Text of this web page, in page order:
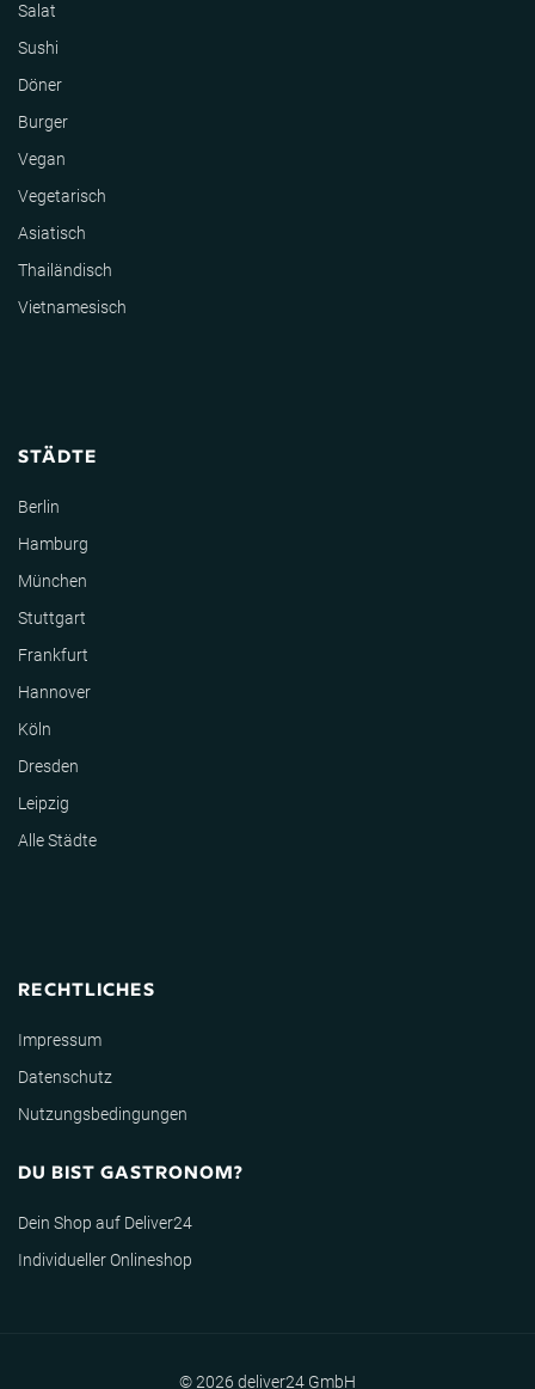
Salat
Sushi
Döner
Burger
Vegan
Vegetarisch
Asiatisch
Thailändisch
Vietnamesisch
STÄDTE
Berlin
Hamburg
München
Stuttgart
Frankfurt
Hannover
Köln
Dresden
Leipzig
Alle Städte
RECHTLICHES
Impressum
Datenschutz
Nutzungsbedingungen
DU BIST GASTRONOM?
Dein Shop auf Deliver24
Individueller Onlineshop
© 2026 deliver24 GmbH